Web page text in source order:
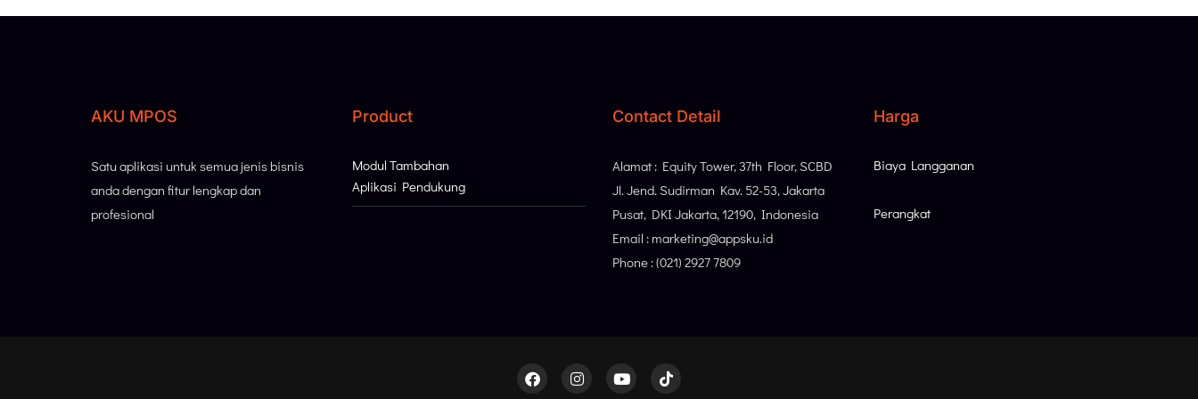
AKU MPOS
Satu aplikasi untuk semua jenis bisnis
anda dengan fitur lengkap dan
profesional
Product
Modul Tambahan
Aplikasi Pendukung
Contact Detail
Alamat : Equity Tower, 37th Floor, SCBD
Jl. Jend. Sudirman Kav. 52-53, Jakarta
Pusat, DKI Jakarta, 12190, Indonesia
Email : marketing@appsku.id
Phone : (021) 2927 7809
Harga
Biaya Langganan
Perangkat